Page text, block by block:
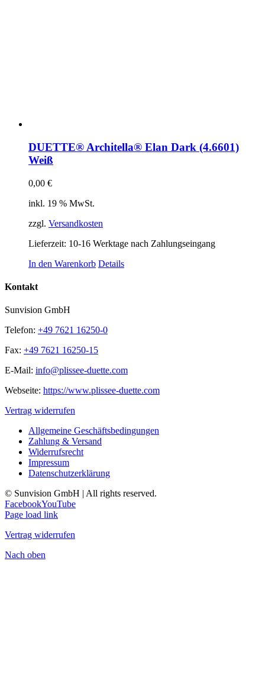
DUETTE® Architella® Elan Dark (4.6601)
Weiß
0,00 €
inkl. 19 % MwSt.
zzgl. Versandkosten
Lieferzeit: 10-16 Werktage nach Zahlungseingang
In den Warenkorb Details
Kontakt
Sunvision GmbH
Telefon: +49 7621 16250-0
Fax: +49 7621 16250-15
E-Mail: info@plissee-duette.com
Webseite: https://www.plissee-duette.com
Vertrag widerrufen
Allgemeine Geschäftsbedingungen
Zahlung & Versand
Widerrufsrecht
Impressum
Datenschutzerklärung
© Sunvision GmbH | All rights reserved.
FacebookYouTube
Page load link
Vertrag widerrufen
Nach oben